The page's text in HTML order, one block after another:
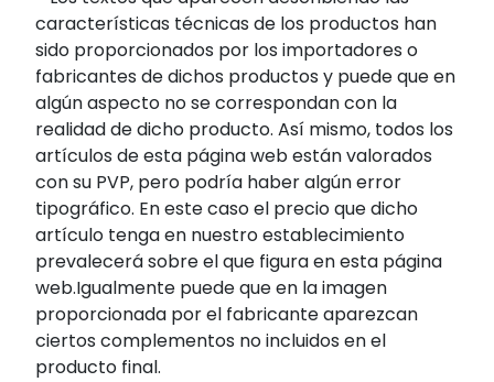
características técnicas de los productos han
sido proporcionados por los importadores o
fabricantes de dichos productos y puede que en
algún aspecto no se correspondan con la
realidad de dicho producto. Así mismo, todos los
artículos de esta página web están valorados
con su PVP, pero podría haber algún error
tipográfico. En este caso el precio que dicho
artículo tenga en nuestro establecimiento
prevalecerá sobre el que figura en esta página
web.Igualmente puede que en la imagen
proporcionada por el fabricante aparezcan
ciertos complementos no incluidos en el
producto final.